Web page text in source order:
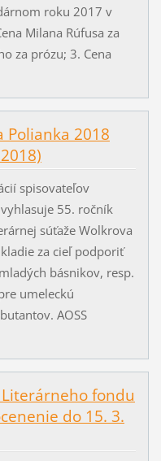
roku 2017 v
Milana Rúfusa za
za prózu; 3. Cena
Polianka 2018
spisovateľov
vyhlasuje 55. ročník
súťaže Wolkrova
za cieľ podporiť
básnikov, resp.
umeleckú
AOSS
fondu
do 15. 3.